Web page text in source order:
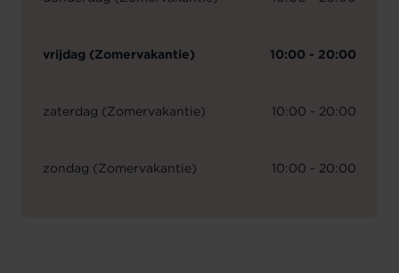
vrijdag (Zomervakantie) 10:00 - 20:00
zaterdag (Zomervakantie) 10:00 - 20:00
zondag (Zomervakantie) 10:00 - 20:00